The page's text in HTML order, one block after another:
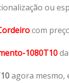
ou
com
1080T10
agora mesmo,